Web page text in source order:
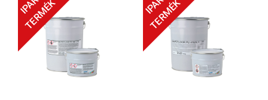
TERMÉK TERMÉK